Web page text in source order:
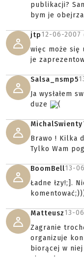
publikacji?
bym je
jtp12-06-2007
więc może się
je
Salsa_nsmp5
Ja wysłałem
duze
(
MichalSwienty
Brawo ! Kilka
Tylko Wam
BoomBell13-
Ładne łzy!;].
Matteusz13-
Zagranie
organizuje
biorącej w